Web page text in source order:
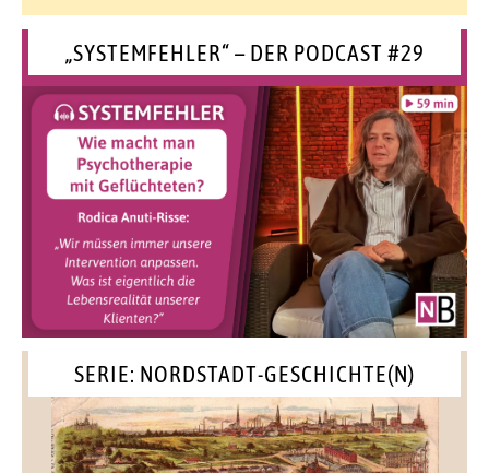
„SYSTEMFEHLER“ – DER PODCAST #29
SERIE: NORDSTADT-GESCHICHTE(N)